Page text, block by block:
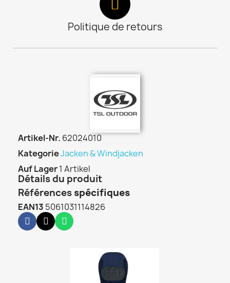
Politique de retours
Artikel-Nr. 62024010
KategorieJacken & Windjacken
Auf Lager1 Artikel
Détails du produit
Références spécifiques
EAN13 5061031114826